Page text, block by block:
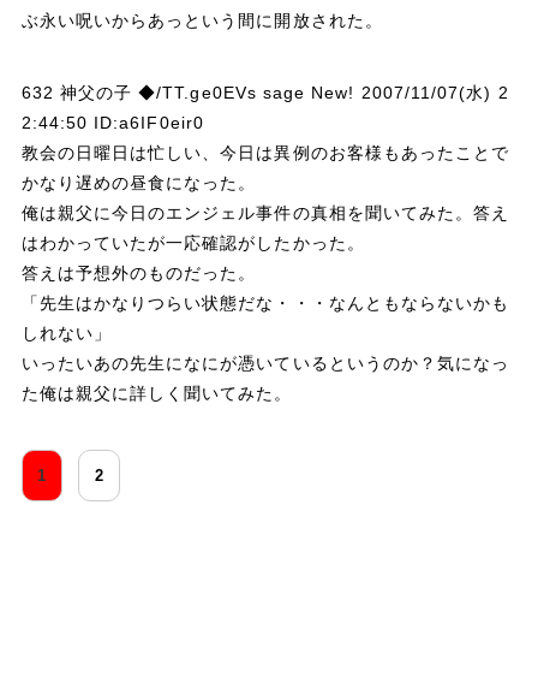
ぶ永い呪いからあっという間に開放された。
632 神父の子 ◆/TT.ge0EVs sage New! 2007/11/07(水) 2
2:44:50 ID:a6IF0eir0
教会の日曜日は忙しい、今日は異例のお客様もあったことで
かなり遅めの昼食になった。
俺は親父に今日のエンジェル事件の真相を聞いてみた。答え
はわかっていたが一応確認がしたかった。
答えは予想外のものだった。
「先生はかなりつらい状態だな・・・なんともならないかも
しれない」
いったいあの先生になにが憑いているというのか？気になっ
た俺は親父に詳しく聞いてみた。
1 2